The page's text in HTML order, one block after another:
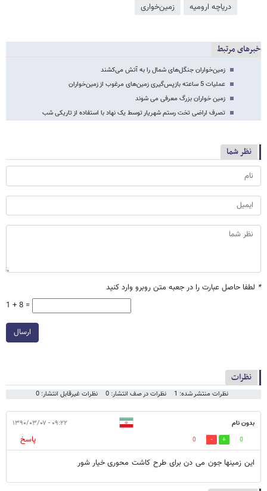
دریاچه ارومیه زمین‌خواری
خبرهای مرتبط
زمین‌خواران جنگل‌های شمال را به آتش می‌کشند
عملیات 5 ساعته بازپس‌گیری زمین‌های مرغوب از زمین‌خواران
زمین خواران بزرگ معرفی می شوند
تصرف اراضی تخت رستم شهریار توسط یک نهاد با استفاده از تاریکی شب
نظر شما
* لطفا حاصل عبارت را در جعبه متن روبرو وارد کنید
1 + 8 =
ارسال
نظرات
نظرات منتشر شده: 1 نظرات در صف انتشار: 0 نظرات غیرقابل انتشار: 0
بدون نام ۰۹:۲۲ - ۱۳۹۰/۰۳/۰۷
0
0
پاسخ
این زمینها جون می دن برای طرح کاشت محوری خیار شور